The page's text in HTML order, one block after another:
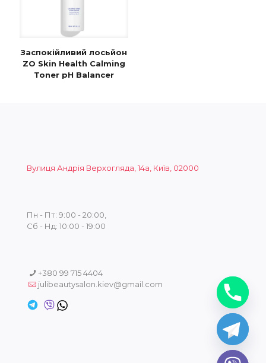
Заспокійливий лосьйон
ZO Skin Health Calming
Toner pH Balancer
Вулиця Андрія Верхогляда, 14а, Київ, 02000
Пн - Пт: 9:00 - 20:00,
Сб - Нд: 10:00 - 19:00
+380 99 715 4404
julibeautysalon.kiev@gmail.com